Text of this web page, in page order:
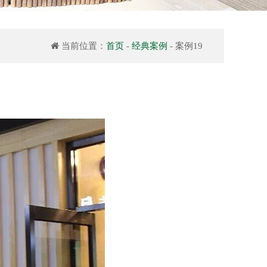
当前位置： 首页 - 经典案例 - 案例19